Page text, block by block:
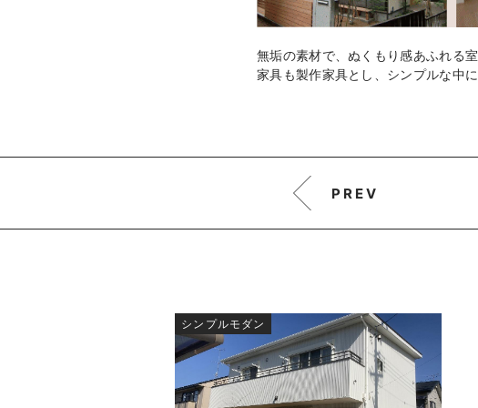
無垢の素材で、ぬくもり感あふれる室
家具も製作家具とし、シンプルな中
PREV
シンプルモダン